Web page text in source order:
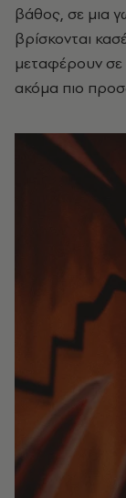
βάθος, σε μια
βρίσκονται
μεταφέρουν σε
ακόμα πιο